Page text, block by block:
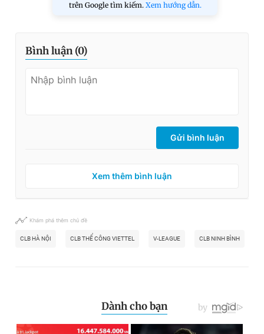
trên Google tìm kiếm. Xem hướng dẫn.
Bình luận (0)
Gửi bình luận
Xem thêm bình luận
Khám phá thêm chủ đề
CLB HÀ NỘI CLB THỂ CÔNG VIETTEL V-LEAGUE CLB NINH BÌNH